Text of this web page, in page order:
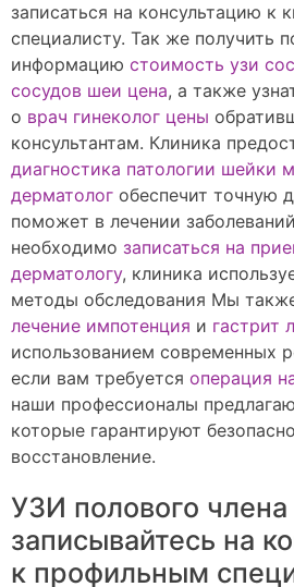
записаться на консультацию к
специалисту. Так же получить
информацию стоимость узи
сосудов шеи цена, а также
о врач гинеколог цены
консультантам. Клиника
диагностика патологии шейки
дерматолог обеспечит точную
поможет в лечении
необходимо записаться на
дерматологу, клиника
методы обследования Мы
лечение импотенция и гастрит
использованием современных
если вам требуется операция
наши профессионалы
которые гарантируют
восстановление.
УЗИ полового
записывайтесь на
к профильным